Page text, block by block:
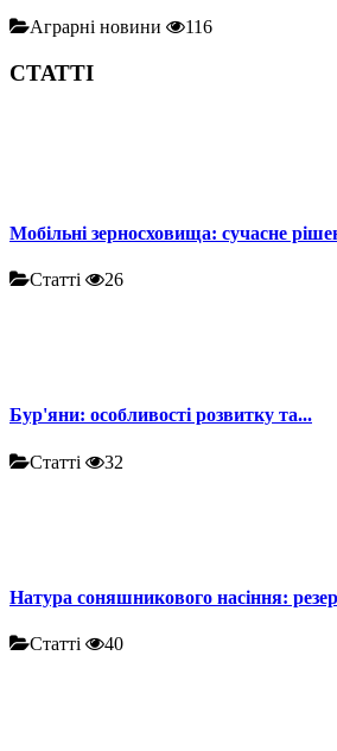
Аграрні новини 116
СТАТТІ
Мобільні зерносховища: сучасне
Статті 26
Бур'яни: особливості розвитку та...
Статті 32
Натура соняшникового насіння:
Статті 40